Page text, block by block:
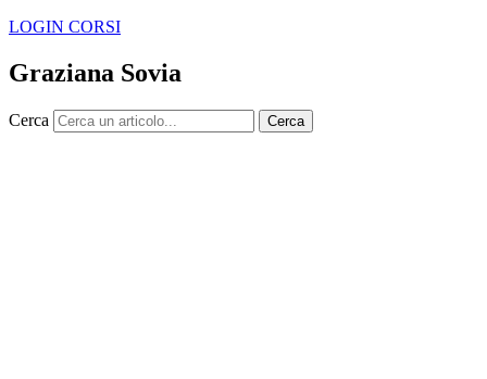
LOGIN CORSI
Graziana Sovia
Cerca Cerca